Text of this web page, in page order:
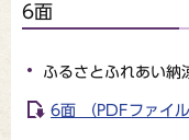
6面
ふるさとふれあい納
6面 （PDFファイ